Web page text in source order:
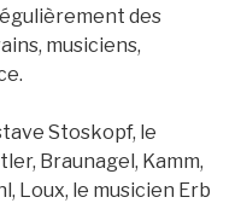
des
musiciens,
Stoskopf, le
Braunagel, Kamm,
Loux, le musicien Erb